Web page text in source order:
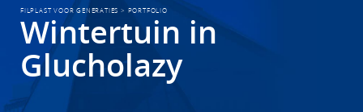
FILPLAST VOOR GENERATIES > PORTFOLIO
Wintertuin in
Glucholazy